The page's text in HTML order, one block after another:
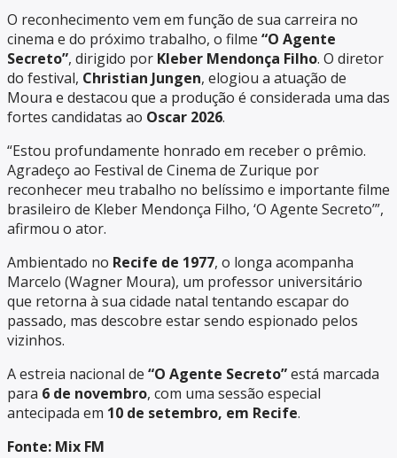
O reconhecimento vem em função de sua carreira no
cinema e do próximo trabalho, o filme “O Agente
Secreto”, dirigido por Kleber Mendonça Filho. O diretor
do festival, Christian Jungen, elogiou a atuação de
Moura e destacou que a produção é considerada uma das
fortes candidatas ao Oscar 2026.
“Estou profundamente honrado em receber o prêmio.
Agradeço ao Festival de Cinema de Zurique por
reconhecer meu trabalho no belíssimo e importante filme
brasileiro de Kleber Mendonça Filho, ‘O Agente Secreto’”,
afirmou o ator.
Ambientado no Recife de 1977, o longa acompanha
Marcelo (Wagner Moura), um professor universitário
que retorna à sua cidade natal tentando escapar do
passado, mas descobre estar sendo espionado pelos
vizinhos.
A estreia nacional de “O Agente Secreto”está marcada
para 6 de novembro, com uma sessão especial
antecipada em 10 de setembro, em Recife.
Fonte: Mix FM